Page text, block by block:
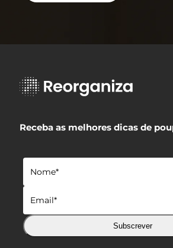
Receba as melhores dicas de
Subscrever